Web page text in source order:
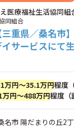
医療福祉生活協同
同組合
三重県／桑名
サービスにて
万円～35.1万円程度
万円～488万円程度（
名市 陽だまりの丘2